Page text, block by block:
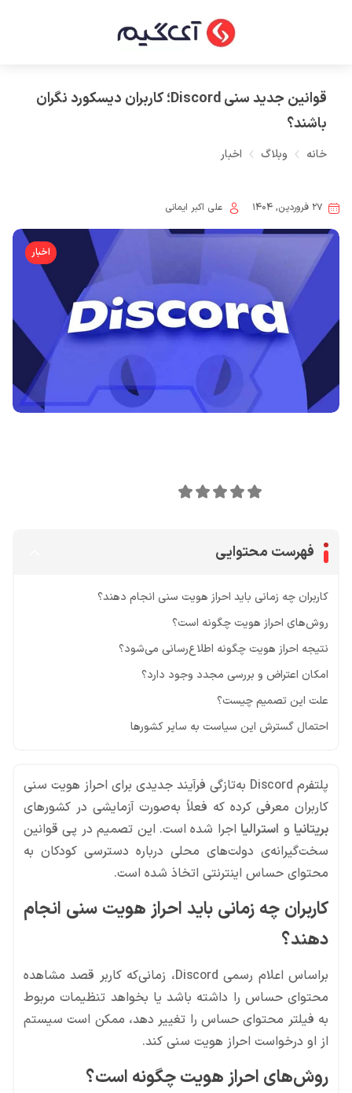
قوانین جدید سنی Discord؛ کاربران دیسکورد نگران
باشند؟
خانه وبلاگ اخبار
۲۷ فروردین, ۱۴۰۴ علی اکبر ایمانی
اخبار
فهرست محتوایی
کاربران چه زمانی باید احراز هویت سنی انجام دهند؟
روش‌های احراز هویت چگونه است؟
نتیجه احراز هویت چگونه اطلاع‌رسانی می‌شود؟
امکان اعتراض و بررسی مجدد وجود دارد؟
علت این تصمیم چیست؟
احتمال گسترش این سیاست به سایر کشورها
پلتفرم Discord به‌تازگی فرآیند جدیدی برای احراز هویت سنی
کاربران معرفی کرده که فعلاً به‌صورت آزمایشی در کشورهای
بریتانیاو استرالیااجرا شده است. این تصمیم در پی قوانین
سخت‌گیرانه‌ی دولت‌های محلی درباره دسترسی کودکان به
محتوای حساس اینترنتی اتخاذ شده است.
کاربران چه زمانی باید احراز هویت سنی انجام
دهند؟
براساس اعلام رسمی Discord، زمانی‌که کاربر قصد مشاهده
محتوای حساس را داشته باشد یا بخواهد تنظیمات مربوط
به فیلتر محتوای حساس را تغییر دهد، ممکن است سیستم
از او درخواست احراز هویت سنی کند.
روش‌های احراز هویت چگونه است؟